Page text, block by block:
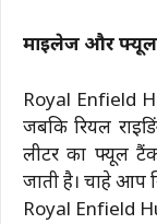
माइलेज और फ्यूल
Royal Enfield
जबकि रियल
लीटर का फ्यूल
जाती है। चाहे आप
Royal Enfield